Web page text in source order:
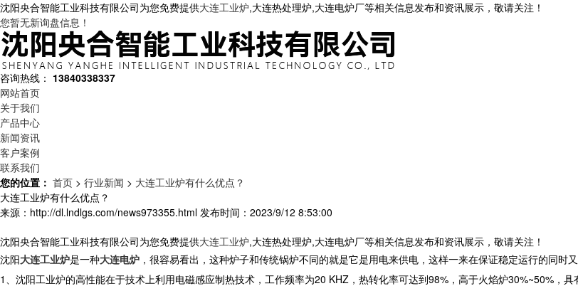
沈阳央合智能工业科技有限公司为您免费提供大连工业炉,大连热处理炉,大连电炉厂等相关信息发布和资讯展示，敬请关注！
您暂无新询盘信息！
咨询热线： 13840338337
网站首页
关于我们
产品中心
新闻资讯
客户案例
联系我们
您的位置： 首页 > 行业新闻 > 大连工业炉有什么优点？
大连工业炉有什么优点？
来源：http://dl.lndlgs.com/news973355.html 发布时间：2023/9/12 8:53:00
沈阳央合智能工业科技有限公司为您免费提供大连工业炉,大连热处理炉,大连电炉厂等相关信息发布和资讯展示，敬请关注！
沈阳大连工业炉是一种大连电炉 ，很容易看出，这种炉子和传统锅炉不同的就是它是用电来供电，这样一来在保证稳定运行的同时
1、沈阳工业炉的高性能在于技术上利用电磁感应制热技术，工作频率为20 KHZ，热转化率可达到98%，高于火焰炉30%~50%，